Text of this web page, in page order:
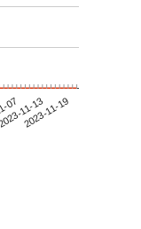
0711-13
2023-11-19